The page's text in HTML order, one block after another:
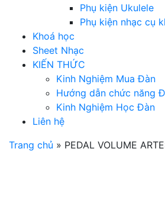
Phụ kiện Ukulele
Phụ kiện nhạc cụ
Khoá học
Sheet Nhạc
KIẾN THỨC
Kinh Nghiệm Mua Đàn
Hướng dẫn chức năng
Kinh Nghiệm Học Đàn
Liên hệ
Trang chủ » PEDAL VOLUME